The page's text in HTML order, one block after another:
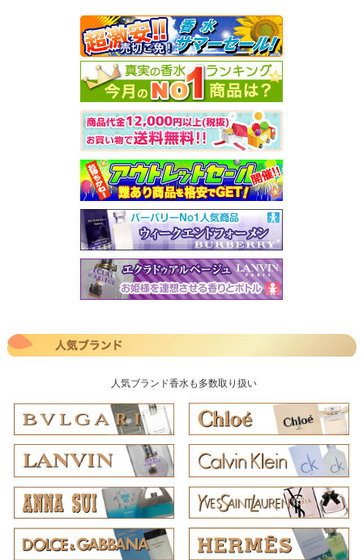
人気ブランド香水も多数取り扱い